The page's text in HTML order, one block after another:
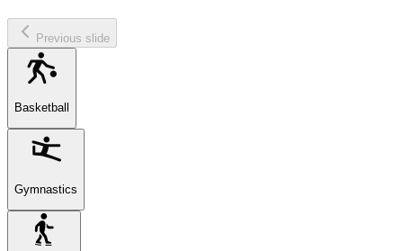
Previous slide
Basketball
Gymnastics